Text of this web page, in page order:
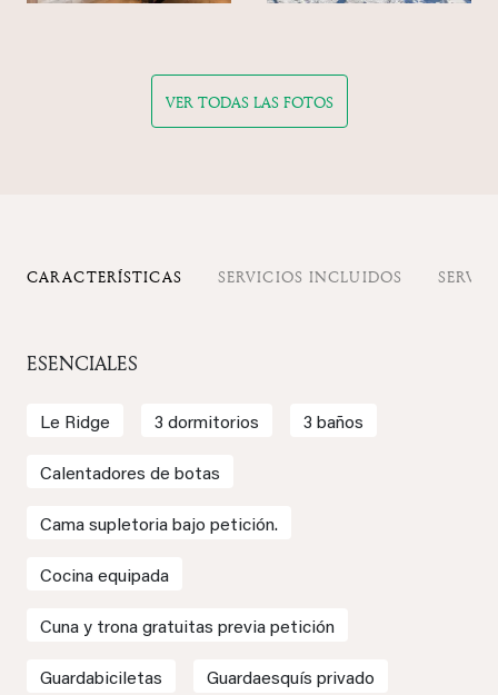
VER TODAS LAS FOTOS
CARACTERÍSTICAS SERVICIOS INCLUIDOS
ESENCIALES
Le Ridge 3 dormitorios 3 baños
Calentadores de botas
Cama supletoria bajo petición.
Cocina equipada
Cuna y trona gratuitas previa petición
Guardabiciletas Guardaesquís privado